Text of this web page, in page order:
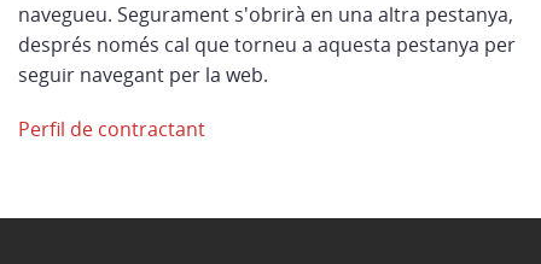
navegueu. Segurament s'obrirà en una altra pestanya,
després només cal que torneu a aquesta pestanya per
seguir navegant per la web.
Perfil de contractant